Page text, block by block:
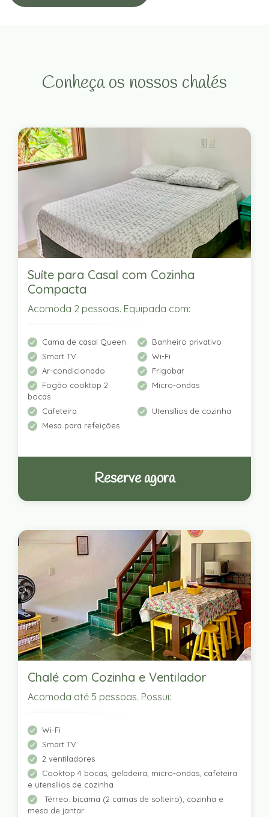
Conheça os nossos chalés
Suíte para Casal com Cozinha
Compacta
Acomoda 2 pessoas. Equipada com:
Cama de casal Queen
Banheiro privativo
Smart TV
Wi-Fi
Ar-condicionado
Frigobar
Fogão cooktop 2
bocas
Micro-ondas
Cafeteira
Utensílios de cozinha
Mesa para refeições
Reserve agora
Chalé com Cozinha e Ventilador
Acomoda até 5 pessoas. Possui:
Wi-Fi
Smart TV
2 ventiladores
Cooktop 4 bocas, geladeira, micro-ondas, cafeteira
e utensílios de cozinha
Térreo: bicama (2 camas de solteiro), cozinha e
mesa de jantar